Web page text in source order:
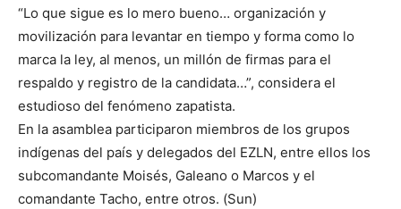
“Lo que sigue es lo mero bueno… organización y
movilización para levantar en tiempo y forma como lo
marca la ley, al menos, un millón de firmas para el
respaldo y registro de la candidata…”, considera el
estudioso del fenómeno zapatista.
En la asamblea participaron miembros de los grupos
indígenas del país y delegados del EZLN, entre ellos los
subcomandante Moisés, Galeano o Marcos y el
comandante Tacho, entre otros. (Sun)